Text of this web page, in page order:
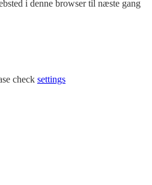
i denne browser til næste gang
check settings